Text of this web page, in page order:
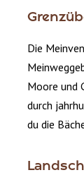
Die
Moore und
durch
du die